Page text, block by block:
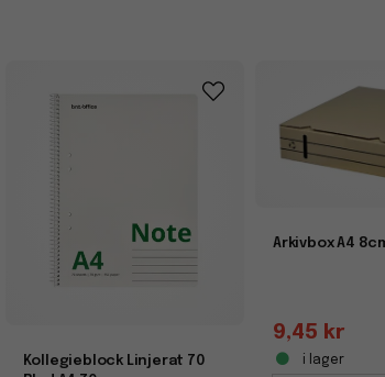
Kollegieblock Linjerat 70
Arkivbox A4
9,45 kr
i lager